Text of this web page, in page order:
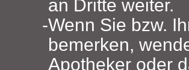
an Dritte weiter.
Wenn Sie bzw.
bemerken,
Apotheker oder